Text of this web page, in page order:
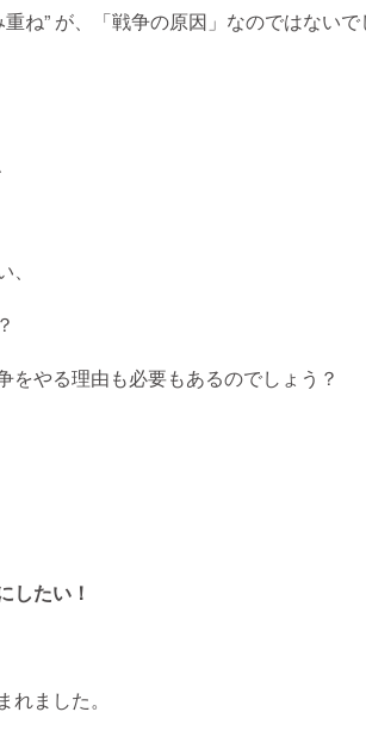
ね” が、「戦争の原因」なのではないで
やる理由も必要もあるのでしょう？
したい！
ン』は生まれました。